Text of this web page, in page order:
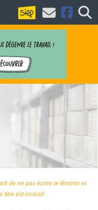
de ne pas écrire le féminin et
titre est inclusif.